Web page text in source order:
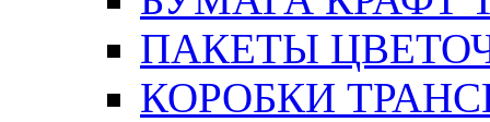
ПАКЕТЫ
КОРОБКИ